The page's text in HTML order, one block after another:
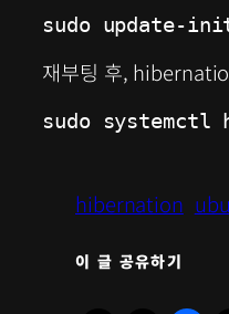
sudo update-
재부팅 후,
sudo systemctl
hibernation
이 글 공유하기